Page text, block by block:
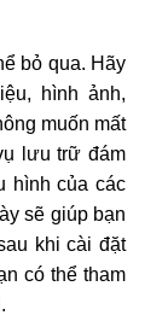
bỏ qua. Hãy
hình ảnh,
muốn mất
lưu trữ đám
hình của các
sẽ giúp bạn
khi cài đặt
có thể tham